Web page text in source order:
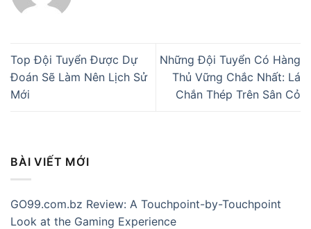
Top Đội Tuyển Được Dự
Đoán Sẽ Làm Nên Lịch Sử
Mới
Những Đội Tuyển Có Hàng
Thủ Vững Chắc Nhất: Lá
Chắn Thép Trên Sân Cỏ
BÀI VIẾT MỚI
GO99.com.bz Review: A Touchpoint-by-Touchpoint
Look at the Gaming Experience